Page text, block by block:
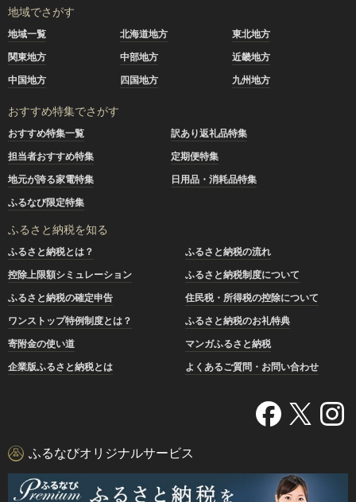
地域でさがす
地域一覧 北海道地方
東北地方
関東地方
中部地方
近畿地方
中国地方
四国地方 九州地方
おすすめ特集でさがす
おすすめ特集一覧
訳あり返礼品特集
担当者おすすめ特集
定期便特集
地元が誇る家電特集
日用品・消耗品特集
ふるなび限定特集
ふるさと納税を知る
ふるさと納税とは？
ふるさと納税の流れ
控除上限額シミュレーション
ふるさと納税制度について
ふるさと納税の確定申告
住民税・所得税の控除について
ワンストップ特例制度とは？
ふるさと納税のお礼特典
寄附金の使い道
マンガふるさと納税
企業版ふるさと納税とは
よくあるご質問・お問い合わせ
ふるなびオリジナルサービス